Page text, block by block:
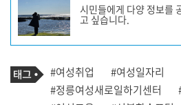
작
성
자
프
필
시민들에게 다양 정보를
고 싶습니다.
기
사
관
련
태
그
#여성취업 #여성일자리
#정릉여성새로일하기센터